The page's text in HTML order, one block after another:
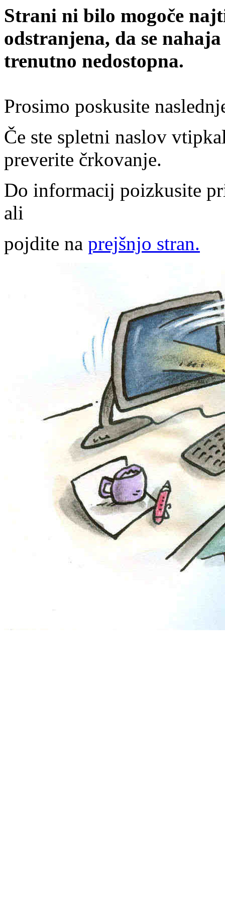
Strani ni bilo mogoče
odstranjena, da se
trenutno nedostopna.
Prosimo poskusite
Če ste spletni naslov
preverite črkovanje.
Do informacij poizkusite
ali
pojdite na prejšnjo stran.